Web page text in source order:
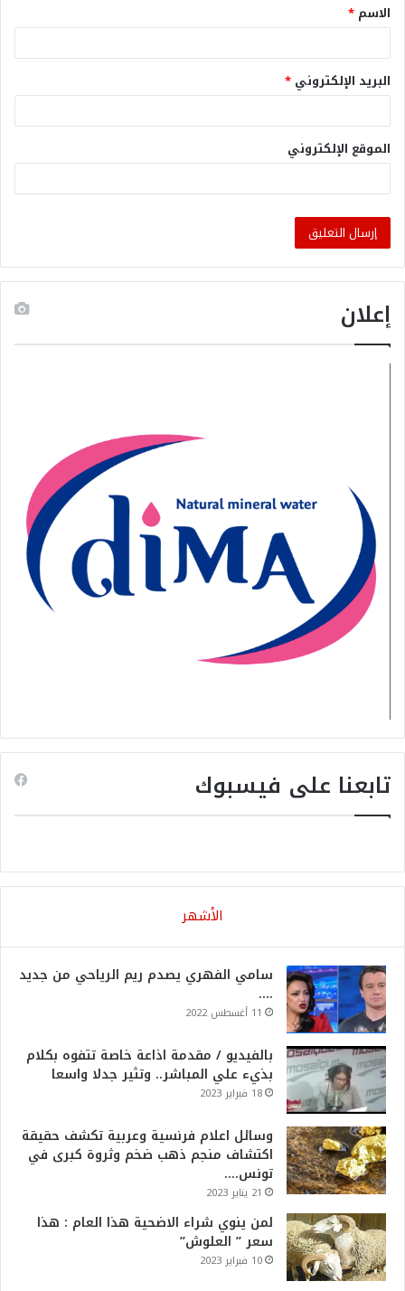
الاسم *
البريد الإلكتروني *
الموقع الإلكتروني
إعلان
تابعنا على فيسبوك
الأشهر
سامي الفهري يصدم ريم الرياحي من جديد
….
11 أغسطس 2022
بالفيديو / مقدمة اذاعة خاصة تتفوه بكلام
بذيء علي المباشر.. وتثير جدلا واسعا
18 فبراير 2023
وسائل اعلام فرنسية وعربية تكشف حقيقة
اكتشاف منجم ذهب ضخم وثروة كبرى في
تونس….
21 يناير 2023
لمن ينوي شراء الاضحية هذا العام : هذا
سعر ” العلوش”
10 فبراير 2023